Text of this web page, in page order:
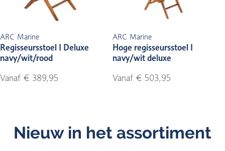
ARC Marine
Regisseursstoel I Deluxe
navy/wit/rood
Vanaf € 389,95
ARC Marine
Hoge regisseursstoel I
navy/wit deluxe
Vanaf € 503,95
Nieuw in het assortiment